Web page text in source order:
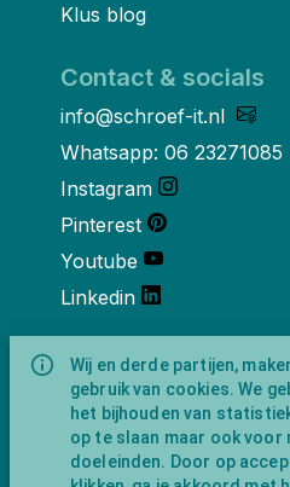
Wij en derde partijen,
gebruik van cookies. We
het bijhouden van
op te slaan maar ook voor
doeleinden. Door op
Klus blog
Contact & socials
info@schroef-it.nl
Whatsapp: 06 23271085
Instagram
Pinterest
Youtube
Linkedin
Over ons
Schroef-it is een
NewFeather B.V.
nummer 91702593 met
identificatienummer